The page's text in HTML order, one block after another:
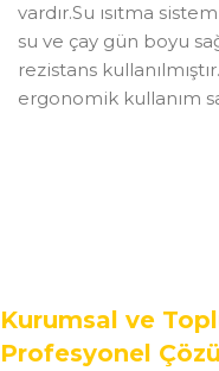
vardır.Su ısıtma
su ve çay gün boyu
rezistans
ergonomik kullanım
Kurumsal ve
Profesyonel